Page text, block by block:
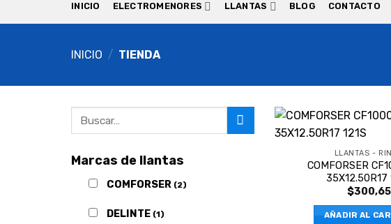
INICIO ELECTROMENORES LLANTAS BLOG CONTACTO
INICIO / TIENDA
Marcas de llantas
COMFORSER (2)
DELINTE (1)
LLANTAS -
COMFORSER
35X12.50R17
$300,65
AÑADIR AL